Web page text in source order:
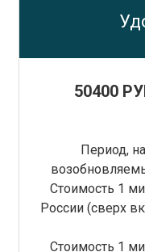
50400
Период,
Стоимость 1
России (сверх
Стоимость 1